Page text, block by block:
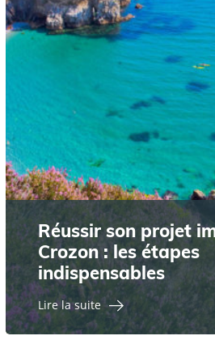
Réussir son projet
Crozon : les étapes
indispensables
Lire la suite